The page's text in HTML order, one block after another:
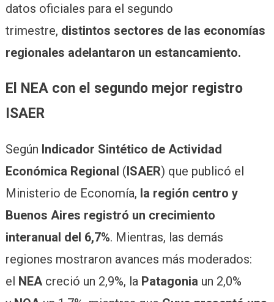
datos oficiales para el segundo
trimestre, distintos sectores de las economías
regionales adelantaron un estancamiento.
El NEA con el segundo mejor registro
ISAER
Según Indicador Sintético de Actividad
Económica Regional (ISAER) que publicó el
Ministerio de Economía, la región centro y
Buenos Aires registró un crecimiento
interanual del 6,7%. Mientras, las demás
regiones mostraron avances más moderados:
el NEAcreció un 2,9%, la Patagonia un 2,0%